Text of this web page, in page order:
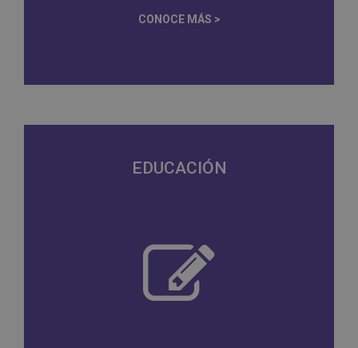
CONOCE MÁS >
EDUCACIÓN